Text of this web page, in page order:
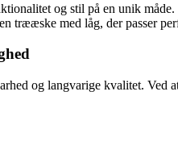
og stil på en unik
trææske med låg, der passer
og langvarige kvalitet.